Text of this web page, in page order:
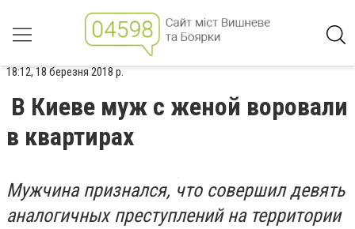
18:12, 18 березня 2018 р.
В Киеве муж с женой воровали
в квартирах
Мужчина признался, что совершил девять
аналогичных преступлений на территории